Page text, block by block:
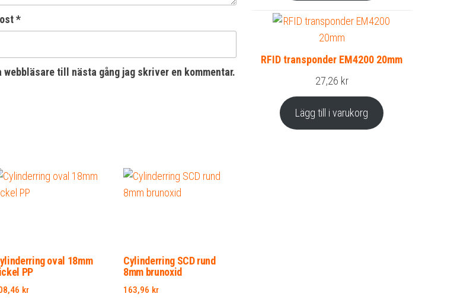
*
till nästa gång jag skriver en kommentar.
oval 18mm
PP
kr
Cylinderring SCD rund
8mm brunoxid
163,96 kr
RFID transponder EM4200 20mm
27,26 kr
Lägg till i varukorg